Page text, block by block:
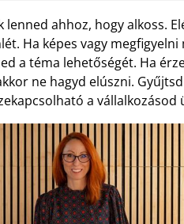
lenned ahhoz, hogy alkoss.
Ha képes vagy
a téma lehetőségét. Ha
ne hagyd elúszni.
a vállalkozásod